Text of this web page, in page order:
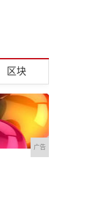
区块
广告